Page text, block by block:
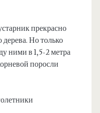
прекрасно
дерева. Но только
ними в 1,5-2 метра
поросли